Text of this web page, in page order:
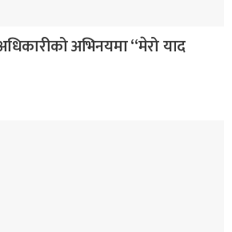
अभिनयमा “मेरो याद